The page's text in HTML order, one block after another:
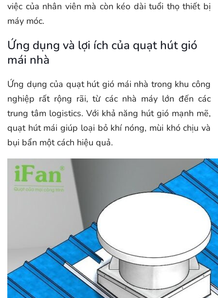
việc của nhân viên mà còn kéo dài tuổi thọ thiết bị
máy móc.
Ứng dụng và lợi ích của quạt hút gió
mái nhà
Ứng dụng của quạt hút gió mái nhà trong khu công
nghiệp rất rộng rãi, từ các nhà máy lớn đến các
trung tâm logistics. Với khả năng hút gió mạnh mẽ,
quạt hút mái giúp loại bỏ khí nóng, mùi khó chịu và
bụi bẩn một cách hiệu quả.